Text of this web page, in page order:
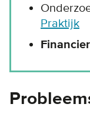
Praktijk